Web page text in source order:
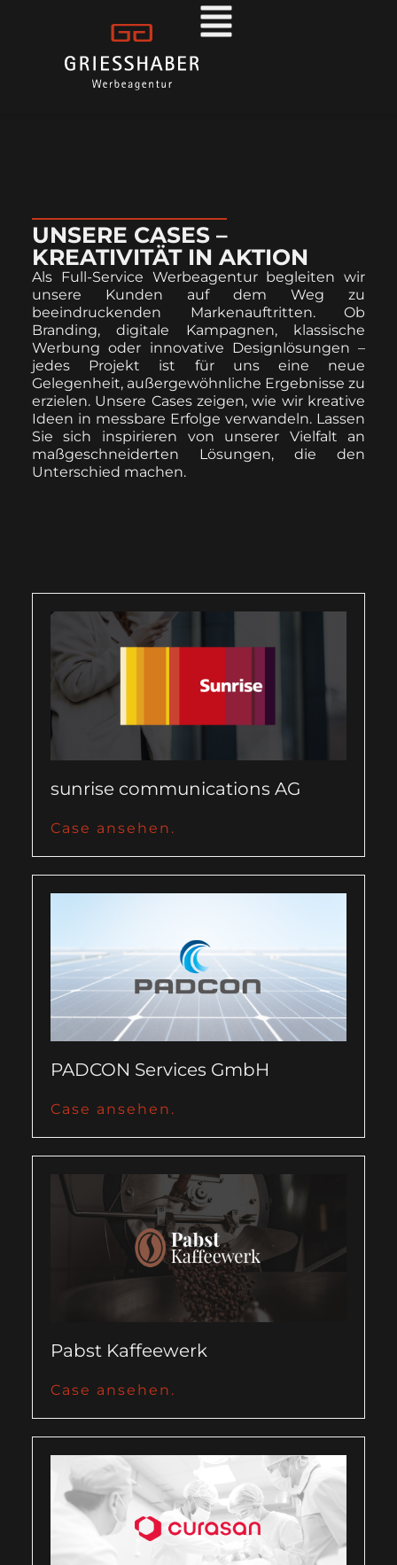
UNSERE CASES –
KREATIVITÄT IN AKTION
Als Full-Service Werbeagentur begleiten wir
unsere Kunden auf dem Weg zu
beeindruckenden Markenauftritten. Ob
Branding, digitale Kampagnen, klassische
Werbung oder innovative Designlösungen –
jedes Projekt ist für uns eine neue
Gelegenheit, außergewöhnliche Ergebnisse zu
erzielen. Unsere Cases zeigen, wie wir kreative
Ideen in messbare Erfolge verwandeln. Lassen
Sie sich inspirieren von unserer Vielfalt an
maßgeschneiderten Lösungen, die den
Unterschied machen.
sunrise communications AG
Case ansehen.
PADCON Services GmbH
Case ansehen.
Pabst Kaffeewerk
Case ansehen.